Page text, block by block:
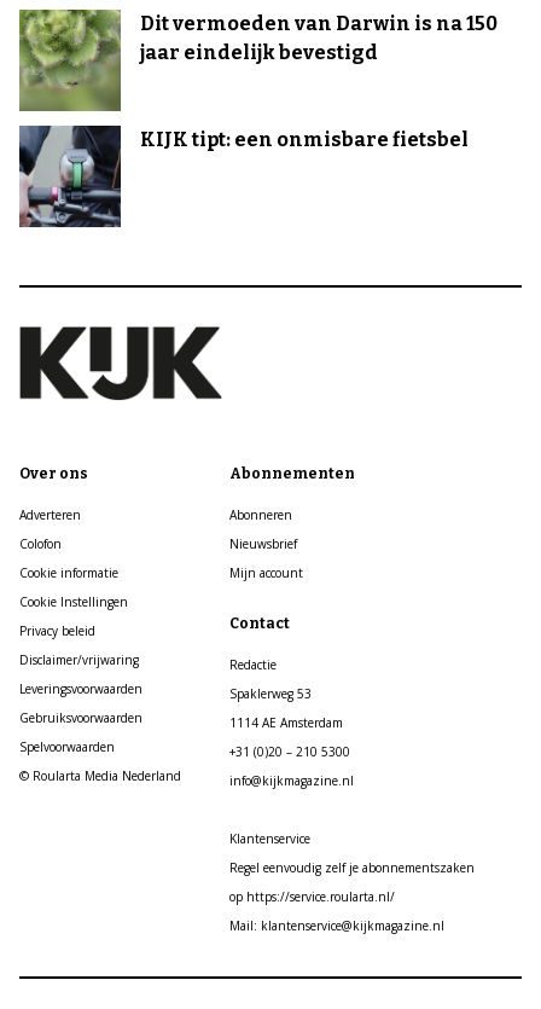
Dit vermoeden van Darwin is na 150
jaar eindelijk bevestigd
KIJK tipt: een onmisbare fietsbel
Over ons
Adverteren
Colofon
Cookie informatie
Cookie Instellingen
Privacy beleid
Disclaimer/vrijwaring
Leveringsvoorwaarden
Gebruiksvoorwaarden
Spelvoorwaarden
© Roularta Media Nederland
Abonnementen
Abonneren
Nieuwsbrief
Mijn account
Contact
Redactie
Spaklerweg 53
1114 AE Amsterdam
+31 (0)20 – 210 5300
info@kijkmagazine.nl
Klantenservice
Regel eenvoudig zelf je abonnementszaken
op https://service.roularta.nl/
Mail: klantenservice@kijkmagazine.nl